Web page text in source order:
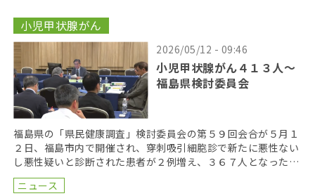
小児甲状腺がん
2026/05/12 - 09:46
小児甲状腺がん４１３人〜
福島県検討委員会
福島県の「県民健康調査」検討委員会の第５９回会合が５月１
２日、福島市内で開催され、穿刺吸引細胞診で新たに悪性ない
し悪性疑いと診断された患者が２例増え、３６７人となった。
２０１９年までにがん登録で把握された集計外の患者４７ […]
ニュース